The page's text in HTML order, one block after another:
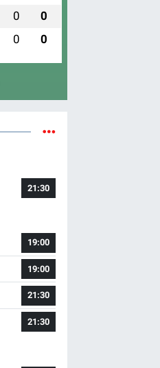
0 0
0 0
21:30
19:00
19:00
21:30
21:30